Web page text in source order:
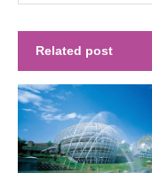
Related post